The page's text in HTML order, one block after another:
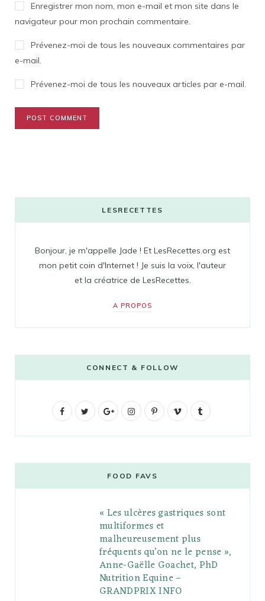
Enregistrer mon nom, mon e-mail et mon site dans le
navigateur pour mon prochain commentaire.
Prévenez-moi de tous les nouveaux commentaires par
e-mail.
Prévenez-moi de tous les nouveaux articles par e-mail.
LESRECETTES
Bonjour, je m'appelle Jade ! Et LesRecettes.org est
mon petit coin d'Internet ! Je suis la voix, l'auteur
et la créatrice de LesRecettes.
A PROPOS
CONNECT & FOLLOW
F
b
t
G
g
l
e
P
l
s
I
t
a
g
r
a
m
P
e
r
e
s
V
o
l
r
FOOD FAVS
« Les ulcères gastriques sont
multiformes et
malheureusement plus
fréquents qu’on ne le pense »,
Anne-Gaëlle Goachet, PhD
Nutrition Equine –
GRANDPRIX INFO